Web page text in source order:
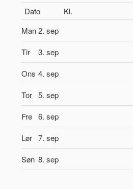
Dato Kl.
Man2. sep
Tir
3. sep
Ons 4. sep
Tor 5. sep
Fre 6. sep
Lør 7. sep
Søn 8. sep